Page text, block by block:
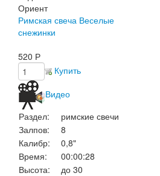
Ориент
Римская свеча Веселые
снежинки
520 Р
Купить
Видео
Раздел:
римские свечи
Залпов:
8
Калибр:
0,8"
Время:
00:00:28
Высота:
до 30